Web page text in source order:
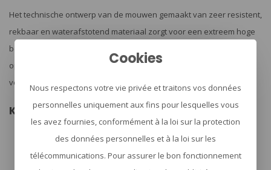
Het technische ontwerp van de mouwen gemaakt van zeer resistent,
rekbaar en waterafstotend materiaal zorgt voor een extreem hoge
bewegingsvrijheid. De twee bovenarm-zakken bieden voldoende
opbergruimte, terwijl de klittenband-oppervlakken ruimte bieden
voor ID-insignes en twee compartimenten elk voor schrijfmateriaal.
Kenmerken:
Ruime zakken op de bovenarmen.
Duurzame stoffen met een geweldig comfort.
Verlengde torso om uitglijden uit de broek te voorkomen.
Sneldrogend, ademend en comfortabel.
Cookies
Nous respectons votre vie privée et traitons vos données
personnelles uniquement aux fins pour lesquelles vous
les avez fournies, conformément à la loi sur la protection
des données personnelles et à la loi sur les
télécommunications. Pour assurer le bon fonctionnement